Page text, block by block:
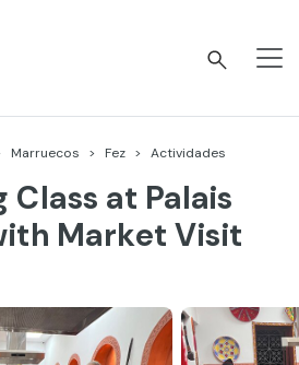
Marruecos Fez Actividades
Class at Palais
Market Visit